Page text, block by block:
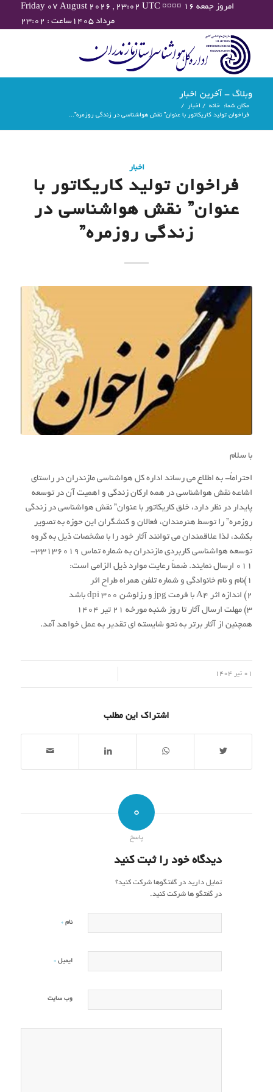
Friday 07 August 2026 , 23:02 UTC ¤¤¤¤ امروز جمعه ۱۶
مرداد ۱۴۰۵ساعت : ۲۳:۰۲
وبلاگ - آخرین اخبار
مکان شما: خانه / اخبار
/
فراخوان تولید کاریکاتور با عنوان” نقش هواشناسی در زندگی روزمره”...
اخبار
فراخوان تولید کاریکاتور با
عنوان” نقش هواشناسی در
زندگی روزمره”
با سلام
احتراماً- به اطلاع می رساند اداره کل هواشناسی مازندران در راستاي
اشاعه نقش هواشناسی در همه ارکان زندگی و اهميت آن در توسعه
پايدار در نظر دارد، خلق کاریکاتور با عنوان” نقش هواشناسی در زندگی
روزمره” را توسط هنرمندان، فعالان و کنشگران این حوزه به تصویر
بکشد، لذا علاقمندان می توانند آثار خود را با مشخصات ذیل به گروه
توسعه هواشناسی کاربردی مازندران به شماره تماس 33136019-
011 ارسال نمایند. ضمناً رعایت موارد ذیل الزامی است:
1)نام و نام خانوادگی و شماره تلفن همراه طراح اثر
2) اندازه اثر A4 با فرمت jpg و رزلوشن dpi 300 باشد
3) مهلت ارسال آثار تا روز شنبه مورخه 21 تیر 1404
همچنین از آثار برتر به نحو شایسته ای تقدیر به عمل خواهد آمد.
01 تیر 1404
اشتراک این مطلب
0
پاسخ
دیدگاه خود را ثبت کنید
تمایل دارید در گفتگوها شرکت کنید؟
در گفتگو ها شرکت کنید.
نام *
ایمیل *
وب‌ سایت